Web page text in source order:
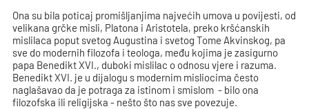
Ona su bila poticaj promišljanjima najvećih umova u povijesti, od
velikana grčke misli, Platona i Aristotela, preko kršćanskih
mislilaca poput svetog Augustina i svetog Tome Akvinskog, pa
sve do modernih filozofa i teologa, među kojima je zasigurno
papa Benedikt XVI., duboki mislilac o odnosu vjere i razuma.
Benedikt XVI. je u dijalogu s modernim misliocima često
naglašavao da je potraga za istinom i smislom - bilo ona
filozofska ili religijska - nešto što nas sve povezuje.